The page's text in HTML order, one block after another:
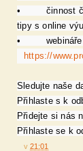
•         činnost
tipy s online
•
https://
Sledujte naše
Přihlaste s k
Přidejte si nás
Přihlaste se k
v 21:01